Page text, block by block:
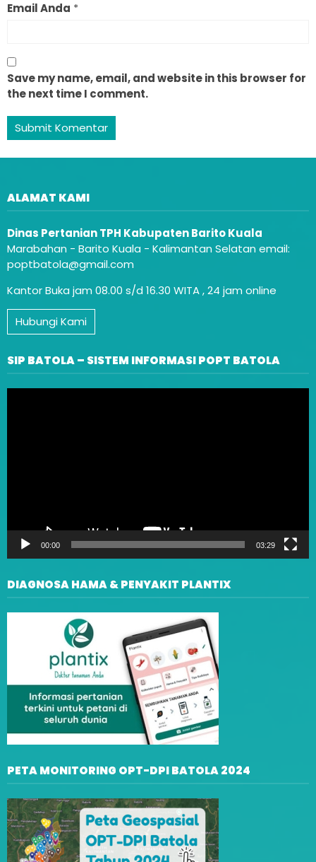
Email Anda *
Save my name, email, and website in this browser for
the next time I comment.
ALAMAT KAMI
Dinas Pertanian TPH Kabupaten Barito Kuala
Marabahan - Barito Kuala - Kalimantan Selatan email:
poptbatola@gmail.com
Kantor Buka jam 08.00 s/d 16.30 WITA , 24 jam online
Hubungi Kami
SIP BATOLA – SISTEM INFORMASI POPT BATOLA
00:00 03:29
DIAGNOSA HAMA & PENYAKIT PLANTIX
PETA MONITORING OPT-DPI BATOLA 2024